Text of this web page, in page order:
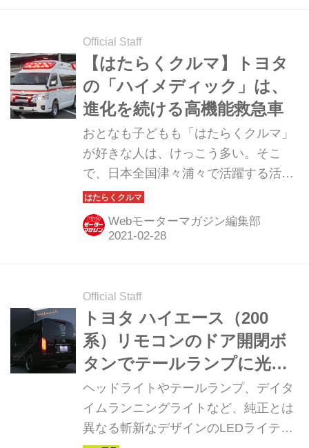
っている。
Official Staff
【はたらくクルマ】トヨタ
の「ハイメディック」は、
進化を続ける高機能救急車
おとなも子どもも「はたらくクルマ」
が好きな人は、けっこう多い。そこ
で、日本全国津々浦々で活躍する活躍
する「はたらくクルマ」にスポットを
当てて紹介してみたい。今回は、トヨ
タの高機能救急車「ハイメディック」
Webモーターマガジン編集部
Official Staff
トヨタ ハイエース（200
系）リモコンのドア開閉ボ
タンでテールランプに光が
舞う新機能を搭載！
ヘッドライトやテールランプ、デイタ
イムランニングライトなど、純正とは
異なる斬新なデザインのLEDライティ